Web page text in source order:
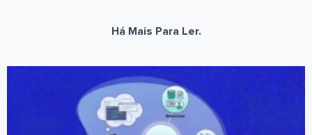
Há Mais Para Ler.